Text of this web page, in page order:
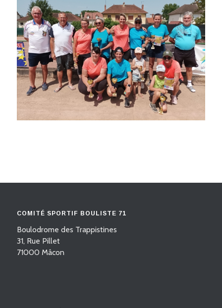
COMITÉ SPORTIF BOULISTE 71
Boulodrome des Trappistines
31, Rue Pillet
71000 Mâcon